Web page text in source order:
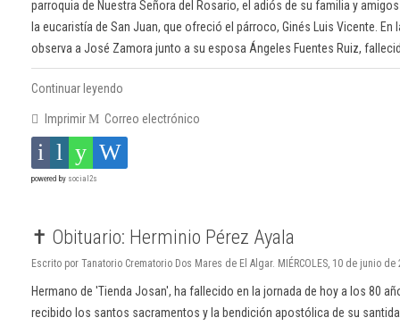
parroquia de Nuestra Señora del Rosario, el adiós de su familia y
la eucaristía de San Juan, que ofreció el párroco, Ginés Luis Vicente.
observa a José Zamora junto a su esposa Ángeles Fuentes Ruiz,
Continuar leyendo
Imprimir Correo electrónico
powered by social2s
✝️ Obituario: Herminio Pérez Ayala
Escrito por Tanatorio Crematorio Dos Mares de El Algar. MIÉRCOLES, 10 de junio de
Hermano de 'Tienda Josan', ha fallecido en la jornada de hoy a los 80
recibido los santos sacramentos y la bendición apostólica de su